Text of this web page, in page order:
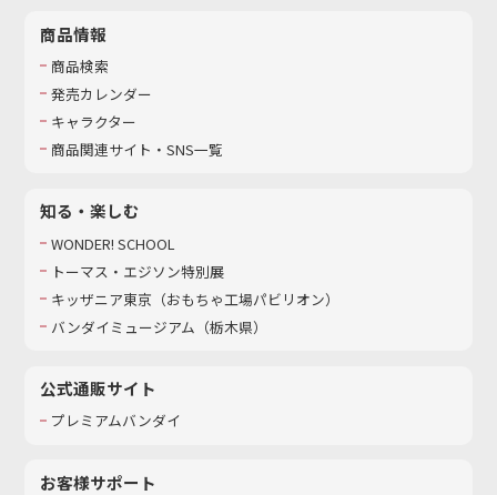
商品情報
商品検索
発売カレンダー
キャラクター
商品関連サイト・SNS一覧
知る・楽しむ
WONDER! SCHOOL
トーマス・エジソン特別展
キッザニア東京（おもちゃ工場パビリオン）​
バンダイミュージアム（栃木県）
公式通販サイト
プレミアムバンダイ
お客様サポート